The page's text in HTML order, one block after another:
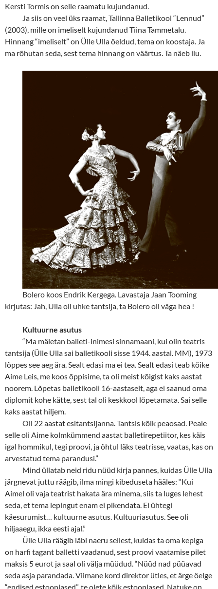
Kersti Tormis on selle raamatu kujundanud.
Ja siis on veel üks raamat, Tallinna Balletikool “Lennud”
(2003), mille on imeliselt kujundanud Tiina Tammetalu.
Hinnang “imeliselt” on Ülle Ulla öeldud, tema on koostaja. Ja
ma rõhutan seda, sest tema hinnang on väärtus. Ta näeb ilu.
Bolero koos Endrik Kergega. Lavastaja Jaan Tooming
kirjutas: Jah, Ulla oli uhke tantsija, ta Bolero oli väga hea !
Kultuurne asutus
“Ma mäletan balleti-inimesi sinnamaani, kui olin teatris
tantsija (Ülle Ulla sai balletikooli sisse 1944. aastal. MM), 1973
lõppes see aeg ära. Sealt edasi ma ei tea. Sealt edasi teab kõike
Aime Leis, me koos õppisime, ta oli meist kõigist kaks aastat
noorem. Lõpetas balletikooli 16-aastaselt, aga ei saanud oma
diplomit kohe kätte, sest tal oli keskkool lõpetamata. Sai selle
kaks aastat hiljem.
Oli 22 aastat esitantsijanna. Tantsis kõik peaosad. Peale
selle oli Aime kolmkümmend aastat balletirepetiitor, kes käis
igal hommikul, tegi proovi, ja õhtul läks teatrisse, vaatas, kas on
arvestatud tema parandusi.”
Mind üllatab neid ridu nüüd kirja pannes, kuidas Ülle Ulla
järgnevat juttu räägib, ilma mingi kibeduseta hääles: “Kui
Aimel oli vaja teatrist hakata ära minema, siis ta luges lehest
seda, et tema lepingut enam ei pikendata. Ei ühtegi
käesurumist… kultuurne asutus. Kultuuriasutus. See oli
hiljaaegu, ikka eesti ajal.”
Ülle Ulla räägib läbi naeru sellest, kuidas ta oma kepiga
on harfi tagant balletti vaadanud, sest proovi vaatamise pilet
maksis 5 eurot ja saal oli välja müüdud. “Nüüd nad püüavad
seda asja parandada. Viimane kord direktor ütles, et ärge öelge
“endised estoonlased”, te olete kõik estoonlased. Natuke on